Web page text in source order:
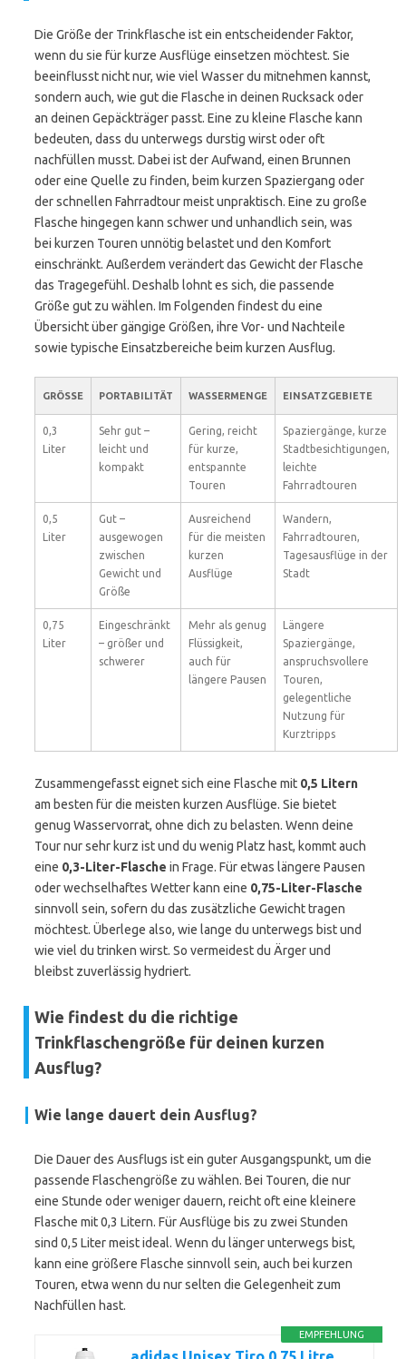
Die Größe der Trinkflasche ist ein entscheidender Faktor,
wenn du sie für kurze Ausflüge einsetzen möchtest. Sie
beeinflusst nicht nur, wie viel Wasser du mitnehmen kannst,
sondern auch, wie gut die Flasche in deinen Rucksack oder
an deinen Gepäckträger passt. Eine zu kleine Flasche kann
bedeuten, dass du unterwegs durstig wirst oder oft
nachfüllen musst. Dabei ist der Aufwand, einen Brunnen
oder eine Quelle zu finden, beim kurzen Spaziergang oder
der schnellen Fahrradtour meist unpraktisch. Eine zu große
Flasche hingegen kann schwer und unhandlich sein, was
bei kurzen Touren unnötig belastet und den Komfort
einschränkt. Außerdem verändert das Gewicht der Flasche
das Tragegefühl. Deshalb lohnt es sich, die passende
Größe gut zu wählen. Im Folgenden findest du eine
Übersicht über gängige Größen, ihre Vor- und Nachteile
sowie typische Einsatzbereiche beim kurzen Ausflug.
GRÖSSE PORTABILITÄT WASSERMENGE EINSATZGEBIETE
0,3
Liter
Sehr gut –
leicht und
kompakt
Gering, reicht
für kurze,
entspannte
Touren
Spaziergänge, kurze
Stadtbesichtigungen,
leichte
Fahrradtouren
0,5
Liter
Gut –
ausgewogen
zwischen
Gewicht und
Größe
Ausreichend
für die meisten
kurzen
Ausflüge
Wandern,
Fahrradtouren,
Tagesausflüge in der
Stadt
0,75
Liter
Eingeschränkt
– größer und
schwerer
Mehr als genug
Flüssigkeit,
auch für
längere Pausen
Längere
Spaziergänge,
anspruchsvollere
Touren,
gelegentliche
Nutzung für
Kurztripps
Zusammengefasst eignet sich eine Flasche mit 0,5 Litern
am besten für die meisten kurzen Ausflüge. Sie bietet
genug Wasservorrat, ohne dich zu belasten. Wenn deine
Tour nur sehr kurz ist und du wenig Platz hast, kommt auch
eine 0,3-Liter-Flasche in Frage. Für etwas längere Pausen
oder wechselhaftes Wetter kann eine 0,75-Liter-Flasche
sinnvoll sein, sofern du das zusätzliche Gewicht tragen
möchtest. Überlege also, wie lange du unterwegs bist und
wie viel du trinken wirst. So vermeidest du Ärger und
bleibst zuverlässig hydriert.
Wie findest du die richtige
Trinkflaschengröße für deinen kurzen
Ausflug?
Wie lange dauert dein Ausflug?
Die Dauer des Ausflugs ist ein guter Ausgangspunkt, um die
passende Flaschengröße zu wählen. Bei Touren, die nur
eine Stunde oder weniger dauern, reicht oft eine kleinere
Flasche mit 0,3 Litern. Für Ausflüge bis zu zwei Stunden
sind 0,5 Liter meist ideal. Wenn du länger unterwegs bist,
kann eine größere Flasche sinnvoll sein, auch bei kurzen
Touren, etwa wenn du nur selten die Gelegenheit zum
Nachfüllen hast.
EMPFEHLUNG